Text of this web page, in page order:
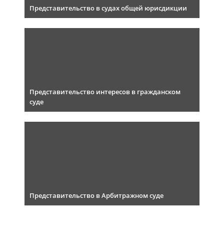
Представительство в судах общей юрисдикции
Представительство интересов в гражданском
суде
Представительство в Арбитражном суде